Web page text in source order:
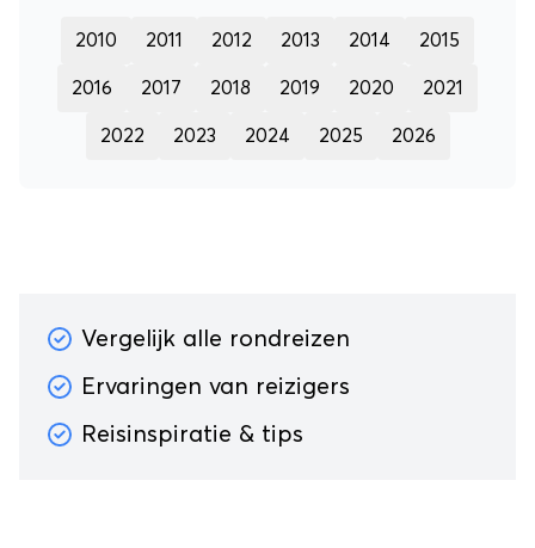
2010 2011 2012 2013 2014 2015
2016 2017 2018 2019 2020 2021
2022 2023 2024 2025 2026
Vergelijk alle rondreizen
Ervaringen van reizigers
Reisinspiratie & tips